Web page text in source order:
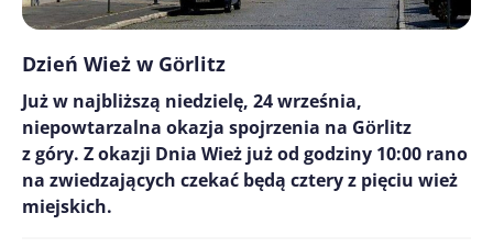
Dzień Wież w Gӧrlitz
Już w najbliższą niedzielę, 24 września,
niepowtarzalna okazja spojrzenia na Gӧrlitz
z góry. Z okazji Dnia Wież już od godziny 10:00 rano
na zwiedzających czekać będą cztery z pięciu wież
miejskich.